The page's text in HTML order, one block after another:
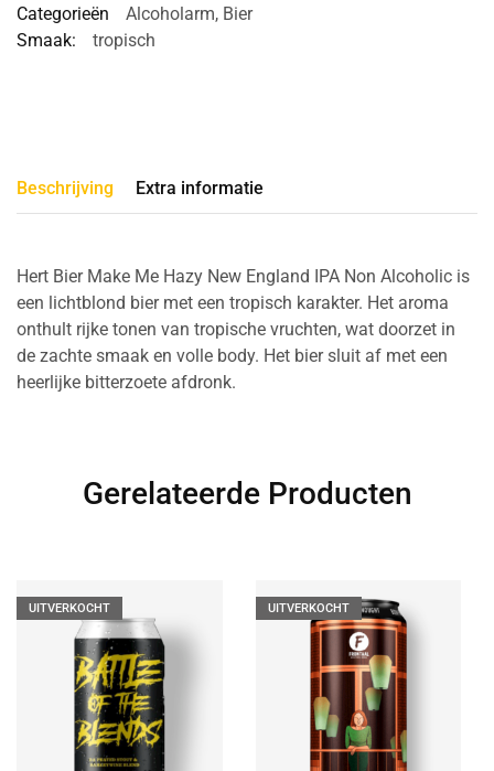
Categorieën
Alcoholarm, Bier
Smaak:
tropisch
Beschrijving Extra informatie
Hert Bier Make Me Hazy New England IPA Non Alcoholic is
een lichtblond bier met een tropisch karakter. Het aroma
onthult rijke tonen van tropische vruchten, wat doorzet in
de zachte smaak en volle body. Het bier sluit af met een
heerlijke bitterzoete afdronk.
Gerelateerde Producten
UITVERKOCHT UITVERKOCHT